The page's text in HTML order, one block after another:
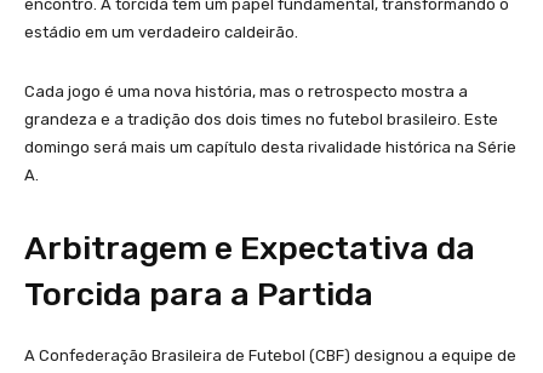
encontro. A torcida tem um papel fundamental, transformando o
estádio em um verdadeiro caldeirão.
Cada jogo é uma nova história, mas o retrospecto mostra a
grandeza e a tradição dos dois times no futebol brasileiro. Este
domingo será mais um capítulo desta rivalidade histórica na Série
A.
Arbitragem e Expectativa da
Torcida para a Partida
A Confederação Brasileira de Futebol (CBF) designou a equipe de